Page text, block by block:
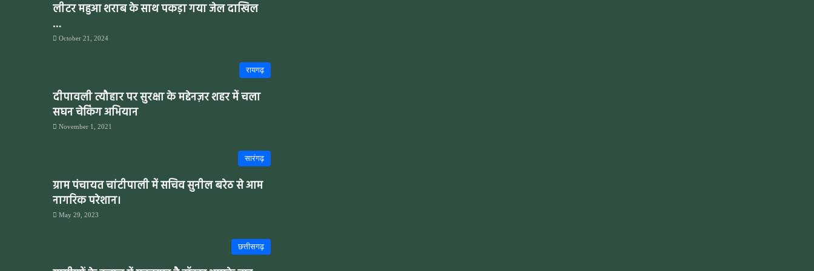
लीटर महुआ शराब के साथ पकड़ा गया जेल दाखिल
…
October 21, 2024
रायगढ़
दीपावली त्यौहार पर सुरक्षा के मद्देनज़र शहर में चला
सघन चेकिंग अभियान
November 1, 2021
सारंगढ़
ग्राम पंचायत चांटीपाली में सचिव सुनील बरेठ से आम
नागरिक परेशान।
May 29, 2023
छत्तीसगढ़